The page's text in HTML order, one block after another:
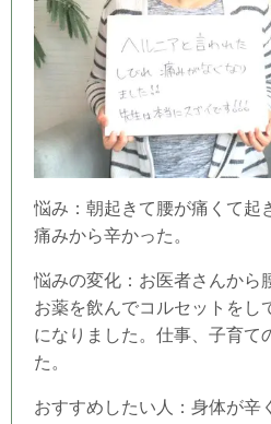
悩み：朝起きて腰が痛くて起
痛みから辛かった。
悩みの変化：お医者さんから
お薬を飲んでコルセットをし
になりました。仕事、子育て
た。
おすすめしたい人：身体が辛